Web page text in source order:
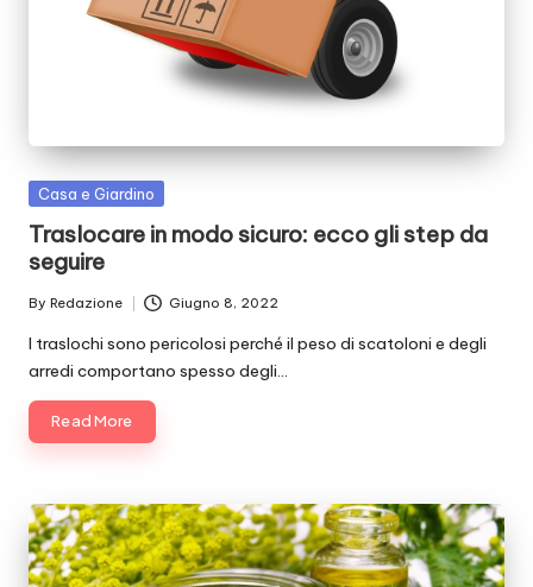
Posted
Casa e Giardino
Traslocare in modo sicuro: ecco gli step da
seguire
Posted
by
By Redazione Giugno 8, 2022
I traslochi sono pericolosi perché il peso di scatoloni e degli
arredi comportano spesso degli…
Read More